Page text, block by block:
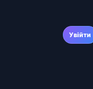
Увійти